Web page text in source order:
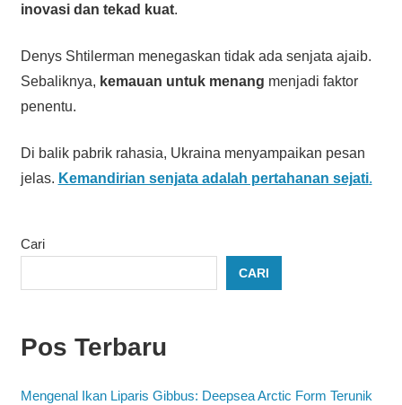
inovasi dan tekad kuat.
Denys Shtilerman menegaskan tidak ada senjata ajaib.
Sebaliknya, kemauan untuk menang menjadi faktor
penentu.
Di balik pabrik rahasia, Ukraina menyampaikan pesan
jelas. Kemandirian senjata adalah pertahanan sejati.
Cari
CARI
Pos Terbaru
Mengenal Ikan Liparis Gibbus: Deepsea Arctic Form Terunik